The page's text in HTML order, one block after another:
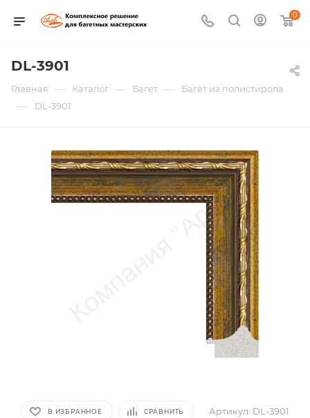
0
DL-3901
Главная — Каталог — Багет — Багет из полистирола
— DL-3901
В ИЗБРАННОЕ СРАВНИТЬ Артикул: DL-3901